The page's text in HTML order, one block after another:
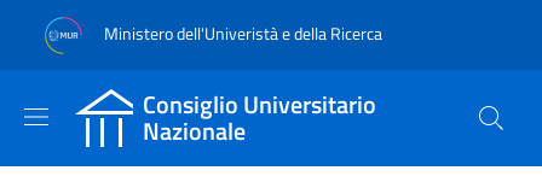
al contenuto principale
to footer content
Ministero dell'Univeristà e della Ricerca
Consiglio Universitario
Nazionale